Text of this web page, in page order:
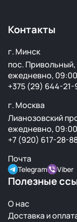
Контакты
г. Минск
пос.
ежедневно,
+375 (29) 644-21-
г. Москва
Лианозовский
ежедневно,
+7 (920) 617-28-
Почта
Telegram Viber
Полезные
О нас
Доставка и